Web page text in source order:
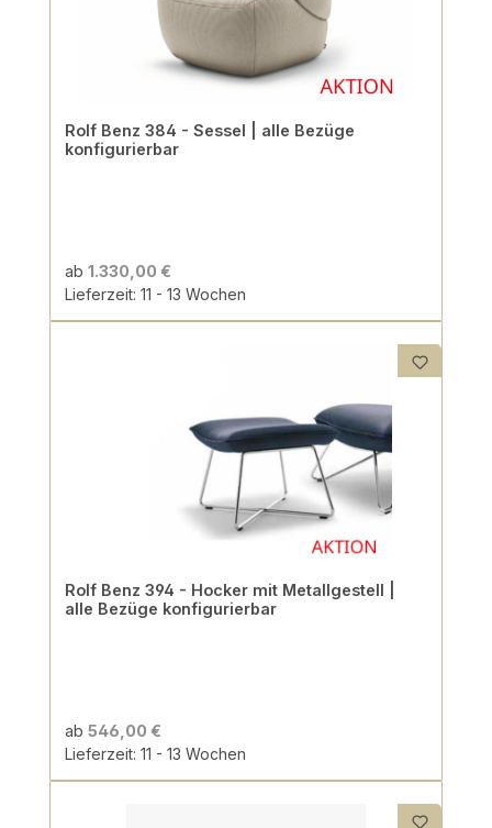
Rolf Benz 384 - Sessel | alle Bezüge
konfigurierbar
ab 1.330,00 €
Lieferzeit: 11 - 13 Wochen
Rolf Benz 394 - Hocker mit Metallgestell |
alle Bezüge konfigurierbar
ab 546,00 €
Lieferzeit: 11 - 13 Wochen